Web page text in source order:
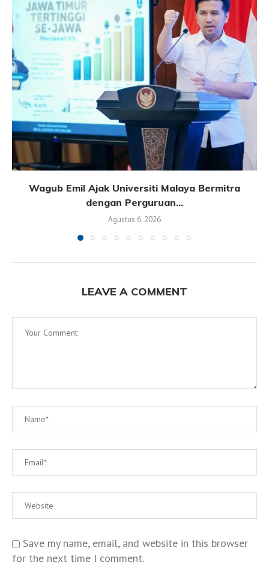
Wagub Emil Ajak Universiti Malaya Bermitra
dengan Perguruan...
Agustus 6, 2026
LEAVE A COMMENT
Save my name, email, and website in this browser
for the next time I comment.